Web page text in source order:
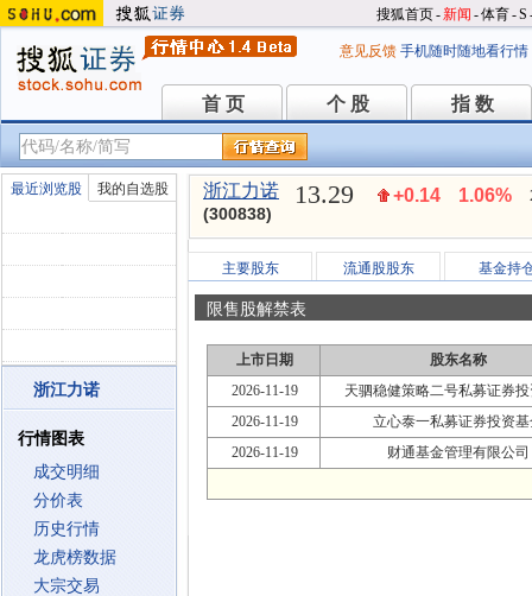
搜狐首页-新闻 -体育-S
意见反馈 手机随时随地看行情
首 页
首 页 个 股
个 股 指 数
指 数
最近浏览股 我的自选股
浙江力诺
行情图表
成交明细
分价表
历史行情
龙虎榜数据
大宗交易
浙江力诺
(300838)
13.29 +0.14 1.06%
主要股东 流通股股东 基金持
限售股解禁表
上市日期
股东名称
2026-11-19
天驷稳健策略二号私募证券
2026-11-19
立心泰一私募证券投资基
2026-11-19
财通基金管理有限公司